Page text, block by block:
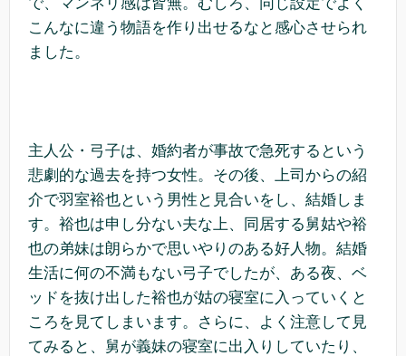
こんなに違う物語を作り出せるなと感心させられ
ました。
主人公・弓子は、婚約者が事故で急死するという
悲劇的な過去を持つ女性。その後、上司からの紹
介で羽室裕也という男性と見合いをし、結婚しま
す。裕也は申し分ない夫な上、同居する舅姑や裕
也の弟妹は朗らかで思いやりのある好人物。結婚
生活に何の不満もない弓子でしたが、ある夜、ベ
ッドを抜け出した裕也が姑の寝室に入っていくと
ころを見てしまいます。さらに、よく注意して見
てみると、舅が義妹の寝室に出入りしていたり、